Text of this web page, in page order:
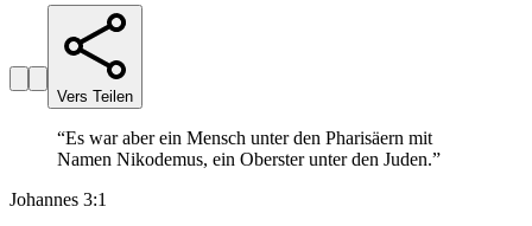
Vers Teilen
“Es war aber ein Mensch unter den Pharisäern mit
Namen Nikodemus, ein Oberster unter den Juden.”
Johannes 3:1